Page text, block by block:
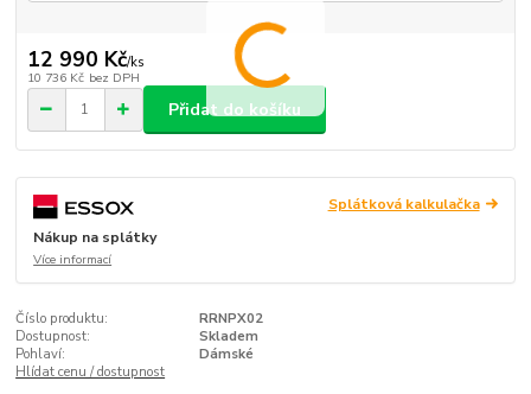
12 990 Kč/ks
10 736 Kč bez DPH
Přidat do košíku
Splátková kalkulačka
Nákup na splátky
Více informací
Číslo produktu:
RRNPX02
Dostupnost:
Skladem
Pohlaví:
Dámské
Hlídat cenu / dostupnost